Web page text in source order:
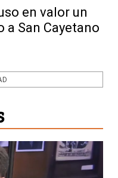
en valor un
a San Cayetano